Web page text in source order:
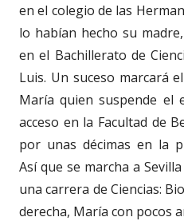
en el colegio de las
lo habían hecho su
en el Bachillerato de
Luis. Un suceso marcará
María quien suspende el
acceso en la Facultad de
por unas décimas en la
Así que se marcha a
una carrera de Ciencias:
derecha, María con pocos